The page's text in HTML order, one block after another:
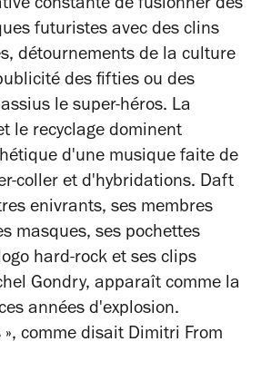
constante de fusionner des
futuristes avec des clins
détournements de la culture
des fifties ou des
le super-héros. La
le recyclage dominent
d'une musique faite de
coller et d'hybridations. Daft
enivrants, ses membres
masques, ses pochettes
hard-rock et ses clips
Gondry, apparaît comme la
années d'explosion.
», comme disait Dimitri From